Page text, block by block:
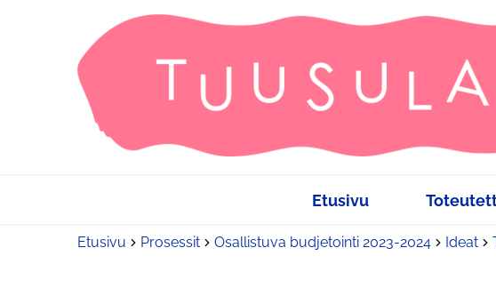
Etusivu
Etusivu Prosessit Osallistuva budjetointi 2023-2024 Ideat